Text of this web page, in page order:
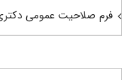
فرم صلاحیت عمومی